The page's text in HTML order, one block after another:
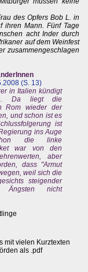
des Opfers Bob L. in
ihren Mann. Fünf Tage
acht Inder durch
auf dem Weinfest
zusammengeschlagen
(S. 13)
in Italien kündigt
Da liegt die
Rom wieder der
und schon ist es
ist
ins Auge
die linke
war von den
aber
dass "Armut
weil sich die
steigender
Ängsten nicht
mit vielen Kurztexten
als .pdf